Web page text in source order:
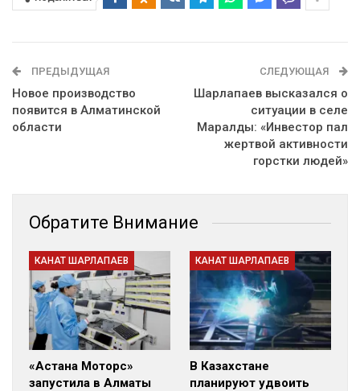
ПРЕДЫДУЩАЯ
Новое производство
появится в Алматинской
области
СЛЕДУЮЩАЯ
Шарлапаев высказался о
ситуации в селе
Маралды: «Инвестор пал
жертвой активности
горстки людей»
Обратите Внимание
КАНАТ ШАРЛАПАЕВ
«Астана Моторс»
запустила в Алматы
КАНАТ ШАРЛАПАЕВ
В Казахстане
планируют удвоить